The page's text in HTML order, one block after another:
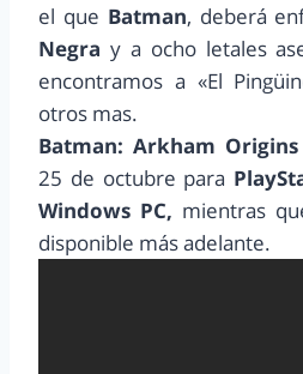
el que Batman, deberá
Negra y a ocho letales
encontramos a «El
otros mas.
Batman: Arkham Origins
25 de octubre para
Windows PC, mientras
disponible más adelante.